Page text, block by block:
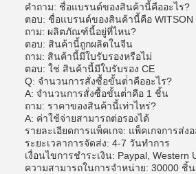
คําถาม: ชื่อแบรนด์ของสินค้านี้คืออะไร?
ตอบ: ชื่อแบรนด์ของสินค้านี้คือ WITSON
ถาม: ผลิตภัณฑ์นี้อยู่ที่ไหน?
ตอบ: สินค้านี้ถูกผลิตในจีน
ถาม: สินค้านี้มีใบรับรองหรือไม่
ตอบ: ใช่ สินค้านี้มีใบรับรอง CE
Q: จํานวนการสั่งซื้อขั้นต่ําคืออะไร?
A: จํานวนการสั่งซื้อขั้นต่ําคือ 1 ชิ้น
ถาม: ราคาของสินค้านี้เท่าไหร่?
A: ค่าใช้จ่ายสามารถต่อรองได้
รายละเอียดการแพ็คเกจ: แพ็คเกจการส่ง
ระยะเวลาการจัดส่ง: 4-7 วันทําการ
เงื่อนไขการชําระเงิน: Paypal, Western
ความสามารถในการจําหน่าย: 30000 ชิ้